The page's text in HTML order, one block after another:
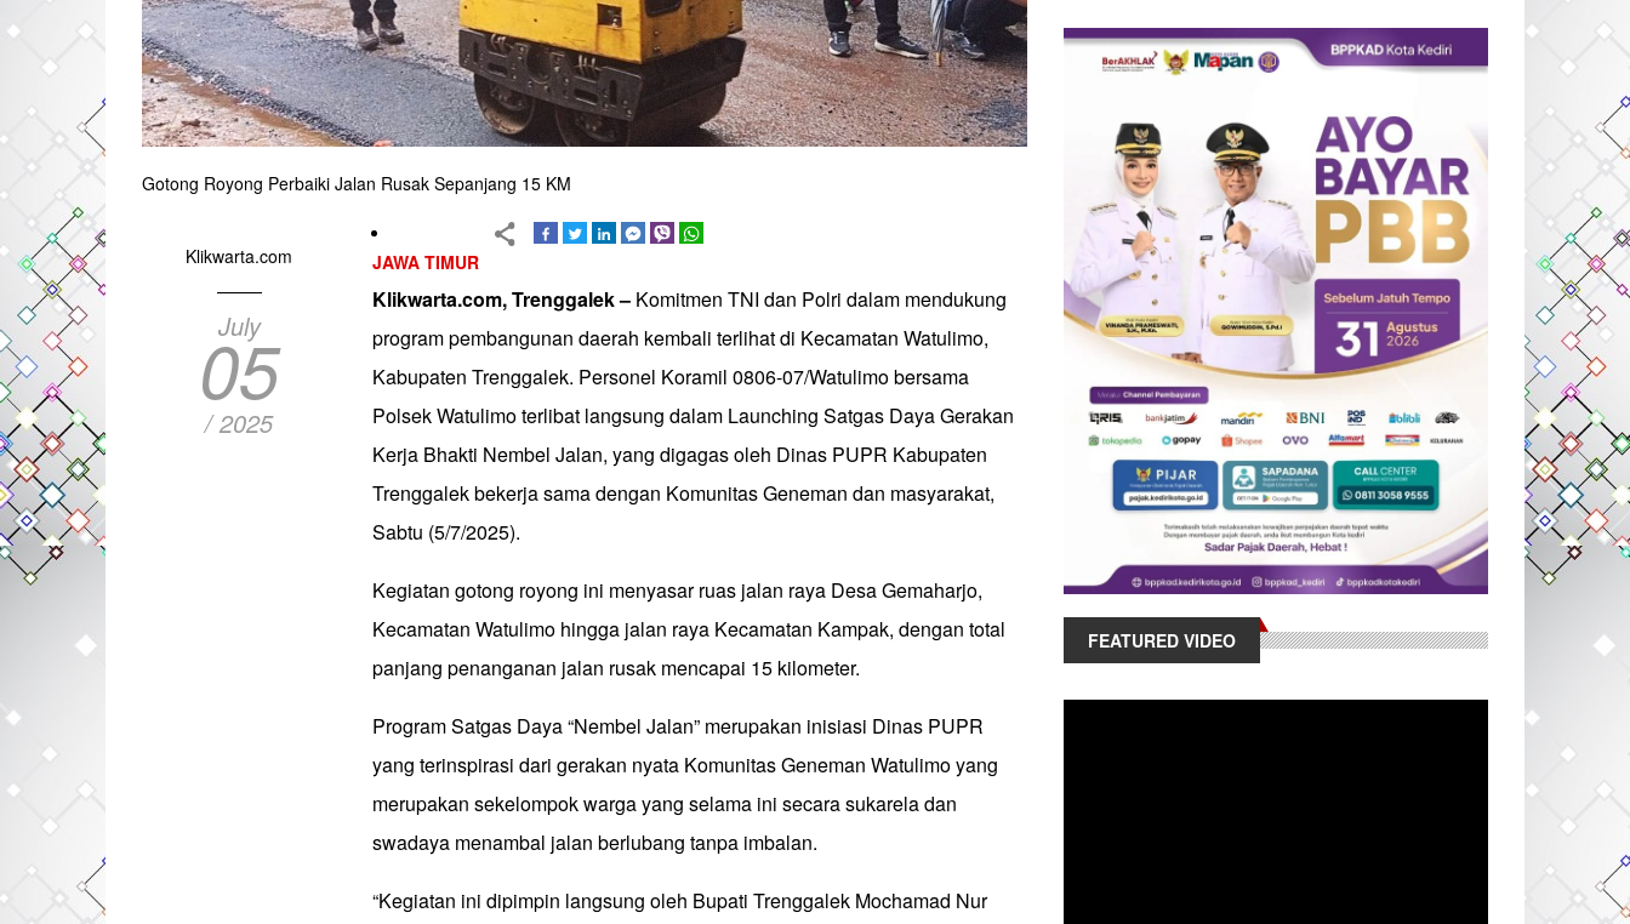
Gotong Royong Perbaiki Jalan Rusak Sepanjang 15 KM
Klikwarta.com
July
05
/ 2025
JAWA TIMUR
Klikwarta.com, Trenggalek – Komitmen TNI dan Polri dalam mendukung
program pembangunan daerah kembali terlihat di Kecamatan Watulimo,
Kabupaten Trenggalek. Personel Koramil 0806-07/Watulimo bersama
Polsek Watulimo terlibat langsung dalam Launching Satgas Daya Gerakan
Kerja Bhakti Nembel Jalan, yang digagas oleh Dinas PUPR Kabupaten
Trenggalek bekerja sama dengan Komunitas Geneman dan masyarakat,
Sabtu (5/7/2025).
Kegiatan gotong royong ini menyasar ruas jalan raya Desa Gemaharjo,
Kecamatan Watulimo hingga jalan raya Kecamatan Kampak, dengan total
panjang penanganan jalan rusak mencapai 15 kilometer.
Program Satgas Daya “Nembel Jalan” merupakan inisiasi Dinas PUPR
yang terinspirasi dari gerakan nyata Komunitas Geneman Watulimo yang
merupakan sekelompok warga yang selama ini secara sukarela dan
swadaya menambal jalan berlubang tanpa imbalan.
“Kegiatan ini dipimpin langsung oleh Bupati Trenggalek Mochamad Nur
FEATURED VIDEO